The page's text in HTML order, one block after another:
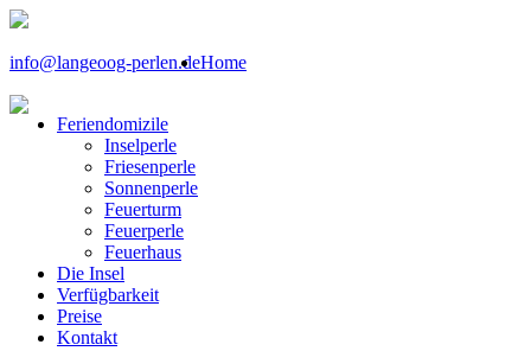
info@langeoog-perlen.deHome
Feriendomizile
Inselperle
Friesenperle
Sonnenperle
Feuerturm
Feuerperle
Feuerhaus
Die Insel
Verfügbarkeit
Preise
Kontakt